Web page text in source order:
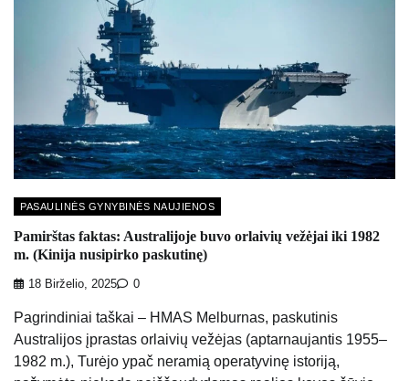
PASAULINĖS GYNYBINĖS NAUJIENOS
Pamirštas faktas: Australijoje buvo orlaivių vežėjai iki 1982
m. (Kinija nusipirko paskutinę)
18 Birželio, 2025 0
Pagrindiniai taškai – HMAS Melburnas, paskutinis
Australijos įprastas orlaivių vežėjas (aptarnaujantis 1955–
1982 m.), Turėjo ypač neramią operatyvinę istoriją,